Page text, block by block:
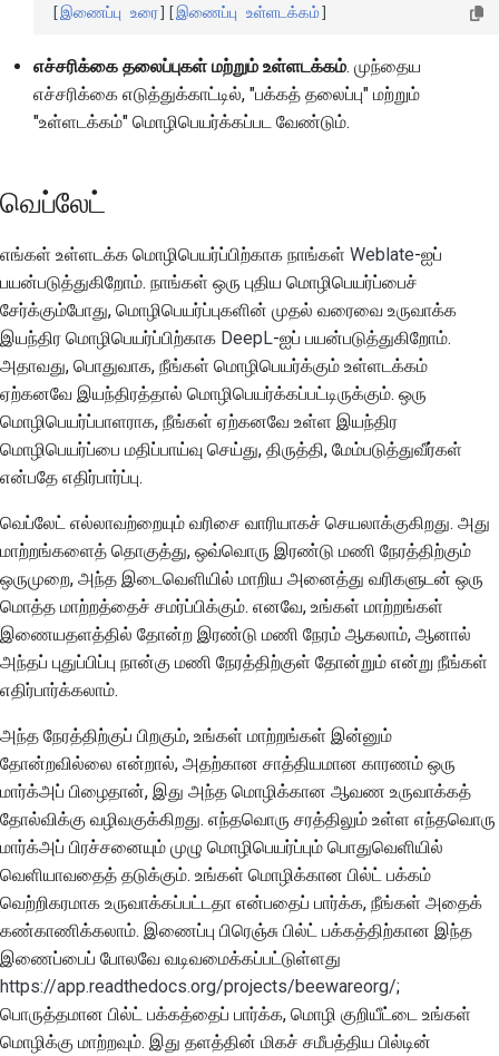
[இணைப்பு உரை][இணைப்பு உள்ளடக்கம்
எச்சரிக்கை தலைப்புகள் மற்றும் உள்ளடக்கம். முந்தைய
எச்சரிக்கை எடுத்துக்காட்டில், "பக்கத் தலைப்பு" மற்றும்
"உள்ளடக்கம்" மொழிபெயர்க்கப்பட வேண்டும்.
வெப்லேட்
எங்கள் உள்ளடக்க மொழிபெயர்ப்பிற்காக நாங்கள் Weblate-ஐப்
பயன்படுத்துகிறோம். நாங்கள் ஒரு புதிய மொழிபெயர்ப்பைச்
சேர்க்கும்போது, மொழிபெயர்ப்புகளின் முதல் வரைவை உருவாக்க
இயந்திர மொழிபெயர்ப்பிற்காக DeepL-ஐப் பயன்படுத்துகிறோம்.
அதாவது, பொதுவாக, நீங்கள் மொழிபெயர்க்கும் உள்ளடக்கம்
ஏற்கனவே இயந்திரத்தால் மொழிபெயர்க்கப்பட்டிருக்கும். ஒரு
மொழிபெயர்ப்பாளராக, நீங்கள் ஏற்கனவே உள்ள இயந்திர
மொழிபெயர்ப்பை மதிப்பாய்வு செய்து, திருத்தி, மேம்படுத்துவீர்கள்
என்பதே எதிர்பார்ப்பு.
வெப்லேட் எல்லாவற்றையும் வரிசை வாரியாகச் செயலாக்குகிறது. அது
மாற்றங்களைத் தொகுத்து, ஒவ்வொரு இரண்டு மணி நேரத்திற்கும்
ஒருமுறை, அந்த இடைவெளியில் மாறிய அனைத்து வரிகளுடன் ஒரு
மொத்த மாற்றத்தைச் சமர்ப்பிக்கும். எனவே, உங்கள் மாற்றங்கள்
இணையதளத்தில் தோன்ற இரண்டு மணி நேரம் ஆகலாம், ஆனால்
அந்தப் புதுப்பிப்பு நான்கு மணி நேரத்திற்குள் தோன்றும் என்று நீங்கள்
எதிர்பார்க்கலாம்.
அந்த நேரத்திற்குப் பிறகும், உங்கள் மாற்றங்கள் இன்னும்
தோன்றவில்லை என்றால், அதற்கான சாத்தியமான காரணம் ஒரு
மார்க்அப் பிழைதான், இது அந்த மொழிக்கான ஆவண உருவாக்கத்
தோல்விக்கு வழிவகுக்கிறது. எந்தவொரு சரத்திலும் உள்ள எந்தவொரு
மார்க்அப் பிரச்சனையும் முழு மொழிபெயர்ப்பும் பொதுவெளியில்
வெளியாவதைத் தடுக்கும். உங்கள் மொழிக்கான பில்ட் பக்கம்
வெற்றிகரமாக உருவாக்கப்பட்டதா என்பதைப் பார்க்க, நீங்கள் அதைக்
கண்காணிக்கலாம். இணைப்பு பிரெஞ்சு பில்ட் பக்கத்திற்கான இந்த
இணைப்பைப் போலவே வடிவமைக்கப்பட்டுள்ளது
https://app.readthedocs.org/projects/beewareorg/;
பொருத்தமான பில்ட் பக்கத்தைப் பார்க்க, மொழி குறியீட்டை உங்கள்
மொழிக்கு மாற்றவும். இது தளத்தின் மிகச் சமீபத்திய பில்டின்